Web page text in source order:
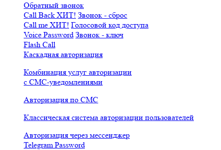
Обратный звонок
Call Back ХИТ! Звонок - сброс
Call me ХИТ! Голосовой код доступа
Voice Password Звонок - ключ
Flash Call
Каскадная авторизация
Комбинация услуг авторизации
с СМС-уведомлениями
Авторизация по СМС
Классическая система авторизации пользователей
Авторизация через мессенджер
Telegram Password